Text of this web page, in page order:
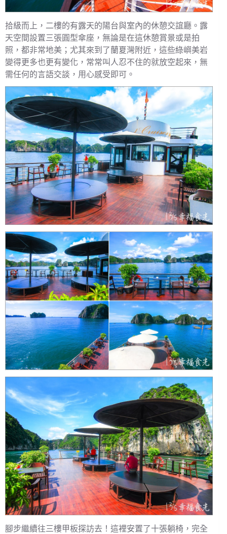
拾級而上，二樓的有露天的陽台與室內的休憩交誼廳。露
天空間設置三張圓型傘座，無論是在這休憩賞景或是拍
照，都非常地美；尤其來到了蘭夏灣附近，這些綠嶼美岩
變得更多也更有變化，常常叫人忍不住的就放空起來，無
需任何的言語交談，用心感受即可。
腳步繼續往三樓甲板探訪去！這裡安置了十張躺椅，完全